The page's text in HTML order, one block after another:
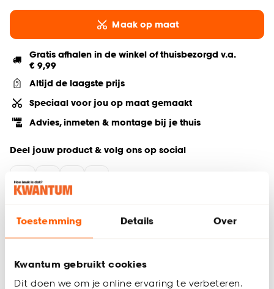
Toestemming Details Over
Kwantum gebruikt cookies
Dit doen we om je online ervaring te verbeteren.
Maak op maat
Gratis afhalen in de winkel of thuisbezorgd v.a.
€ 9,99
Altijd de laagste prijs
Speciaal voor jou op maat gemaakt
Advies, inmeten & montage bij je thuis
Deel jouw product & volg ons op social
Productomschrijving